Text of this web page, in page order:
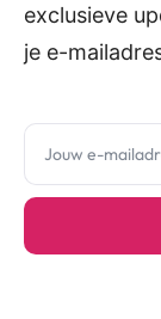
exclusieve
je e-